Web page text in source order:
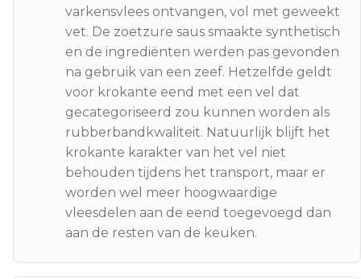
varkensvlees ontvangen, vol met geweekt
vet. De zoetzure saus smaakte synthetisch
en de ingrediënten werden pas gevonden
na gebruik van een zeef. Hetzelfde geldt
voor krokante eend met een vel dat
gecategoriseerd zou kunnen worden als
rubberbandkwaliteit. Natuurlijk blijft het
krokante karakter van het vel niet
behouden tijdens het transport, maar er
worden wel meer hoogwaardige
vleesdelen aan de eend toegevoegd dan
aan de resten van de keuken.